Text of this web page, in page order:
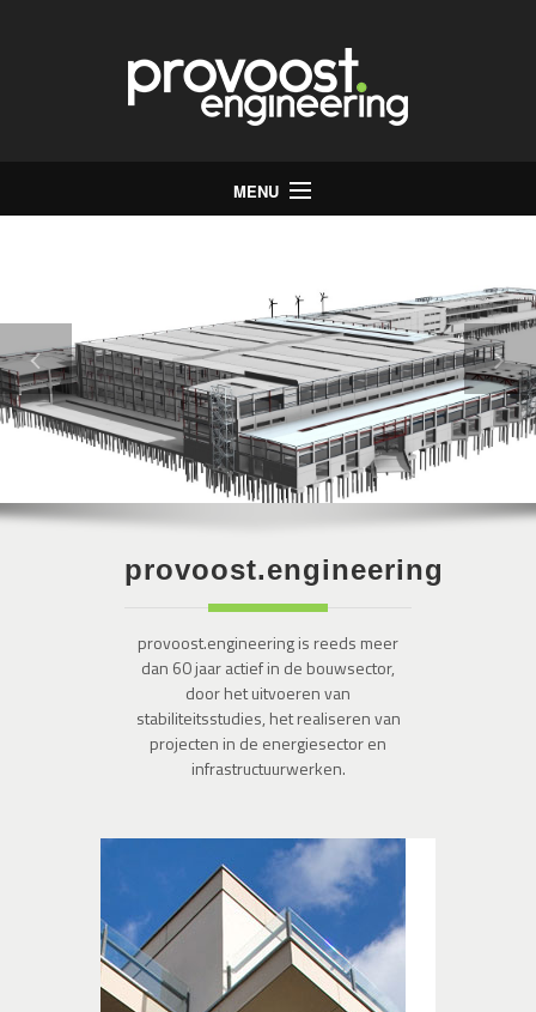
MENU
Stabiliteit
Energie
Infrastructuur
Contact
provoost.engineering
provoost.engineering is reeds meer
dan 60 jaar actief in de bouwsector,
door het uitvoeren van
stabiliteitsstudies, het realiseren van
projecten in de energiesector en
infrastructuurwerken.